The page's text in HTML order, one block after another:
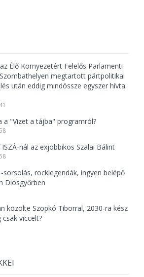
Élő Környezetért Felelős Parlamenti
megtartott pártpolitikai
után eddig mindössze egyszer hívta
a "Vizet a tájba" programról?
nál az exjobbikos Szalai Bálint
rocklegendák, ingyen belépő
Diósgyőrben
közölte Szopkó Tiborral, 2030-ra kész
viccelt?